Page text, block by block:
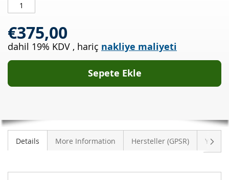
filtresi
320xd
(E90)
€375,00
dahil 19% KDV , hariç nakliye maliyeti
Sepete Ekle
Details More Information Hersteller (GPSR)